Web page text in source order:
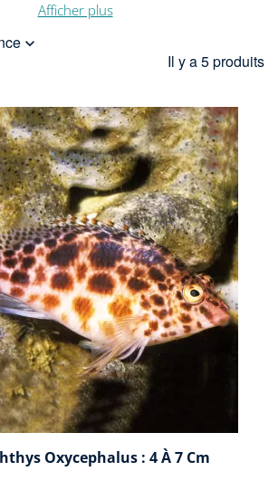
(ou poissons-faucons) appartiennent à
la famille des Cirrhitidae.
vernaculaires à leur technique de chasse,
branche de corail, avec de très vives
et se nourrissent de petits poissons et de
crustacés.
sont répartis dans les zones est et ouest
la mer Rouge, l'Océan Indien et l'Océan
toutefois beaucoup plus courants dans la
région indo-pacifique.
étant de petite taille, un volume de 300
fait. Le décor doit être aménagé de façon à
dominant le reste du bac. Ainsi, les
se choisir un poste d'observation adéquat.
se satisfait parfaitement d'une densité
et 1.025 pour une température située entre
23 et 27 °C.
Afficher plus

Il y a 5 produits
Oxycephalus : 4 À 7 Cm